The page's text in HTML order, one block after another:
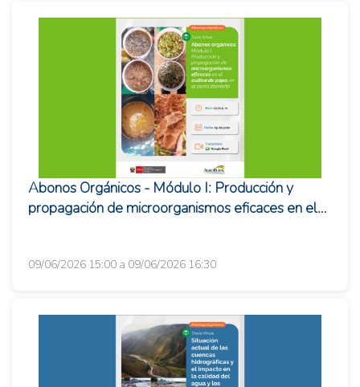
Abonos Orgánicos - Módulo I: Producción y
propagación de microorganismos eficaces en el
09/06/2026 15:00 a 09/06/2026 16:30